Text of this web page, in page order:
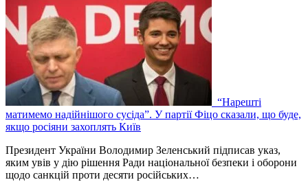
“Нарешті
матимемо надійнішого сусіда”. У партії Фіцо сказали, що буде,
якщо росіяни захоплять Київ
Президент України Володимир Зеленський підписав указ,
яким увів у дію рішення Ради національної безпеки і оборони
щодо санкцій проти десяти російських…